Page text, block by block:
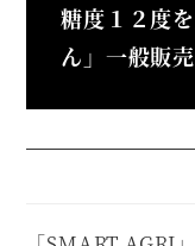
糖度１２度
ん」一般販